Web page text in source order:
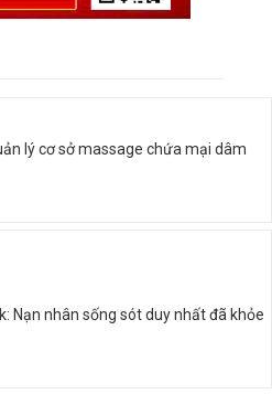
lý cơ sở massage chứa mại dâm
Nạn nhân sống sót duy nhất đã khỏe